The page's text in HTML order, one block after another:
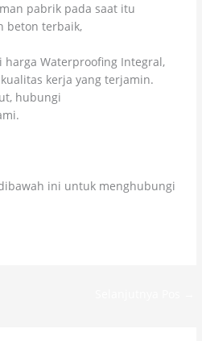
pabrik pada saat itu
beton terbaik,
harga Waterproofing Integral,
kerja yang terjamin.
hubungi
ini untuk menghubungi